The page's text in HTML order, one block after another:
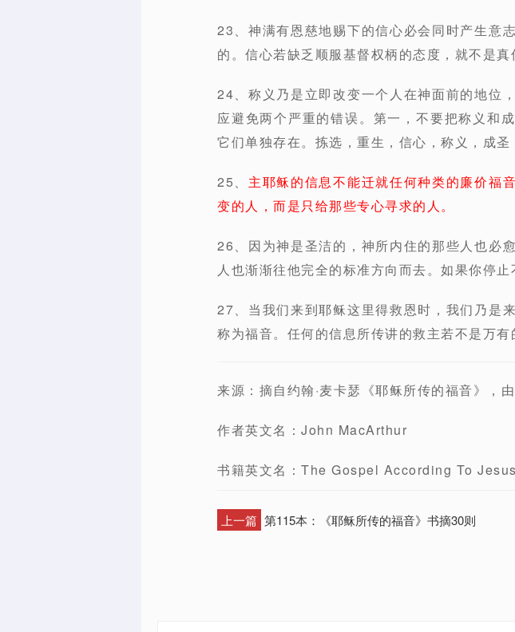
23、神满有恩慈地赐下的信心必会同时产生意
的。信心若缺乏顺服基督权柄的态度，就不是真
24、称义乃是立即改变一个人在神面前的地位
应避免两个严重的错误。第一，不要把称义和
它们单独存在。拣选，重生，信心，称义，成
25、 主耶稣的信息不能迁就任何种类的廉价福
变的人，而是只给那些专心寻求的人。
26、因为神是圣洁的，神所内住的那些人也必
人也渐渐往他完全的标准方向而去。如果你停
27、当我们来到耶稣这里得救恩时，我们乃是
称为福音。任何的信息所传讲的救主若不是万有
来源：摘自约翰·麦卡瑟《耶稣所传的福音》，
作者英文名：John MacArthur
书籍英文名：The Gospel According To Jesus
上一篇 第115本：《耶稣所传的福音》书摘30则